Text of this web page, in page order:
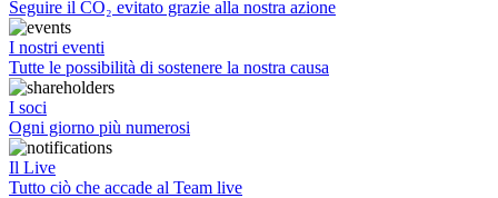
Seguire il CO₂ evitato grazie alla nostra azione
I nostri eventi
Tutte le possibilità di sostenere la nostra causa
I soci
Ogni giorno più numerosi
Il Live
Tutto ciò che accade al Team live